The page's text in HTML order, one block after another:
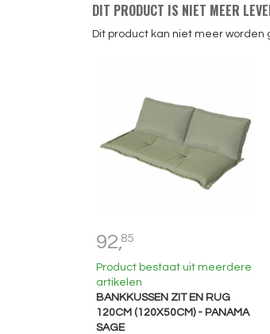
DIT PRODUCT IS NIET MEER
Dit product kan niet meer
92,85
Product bestaat uit meerdere
artikelen
BANKKUSSEN ZIT EN RUG
120CM (120X50CM) - PANAMA
SAGE